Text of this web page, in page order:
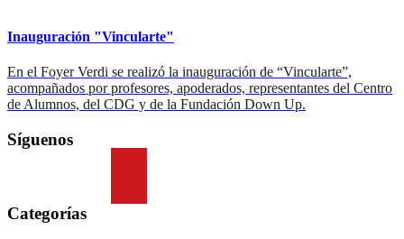
Inauguración "Vincularte"
En el Foyer Verdi se realizó la inauguración de “Vincularte”,
acompañados por profesores, apoderados, representantes del Centro
de Alumnos, del CDG y de la Fundación Down Up.
Síguenos
Categorías